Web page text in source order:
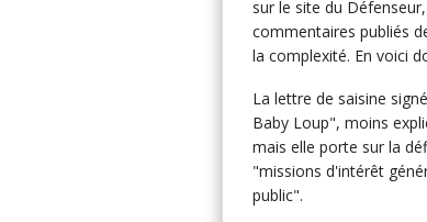
sur le site du
commentaires publiés
la complexité. En voici
La lettre de saisine
Baby Loup", moins
mais elle porte sur la
"missions d'intérêt
public".